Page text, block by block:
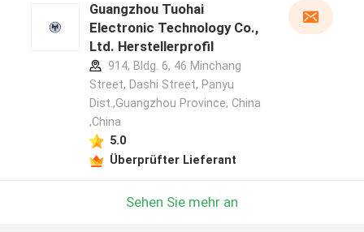
Guangzhou Tuohai
Electronic Technology Co.,
Ltd. Herstellerprofil
914, Bldg. 6, 46 Minchang
Street, Dashi Street, Panyu
Dist.,Guangzhou Province, China
,China
5.0
Überprüfter Lieferant
Sehen Sie mehr an